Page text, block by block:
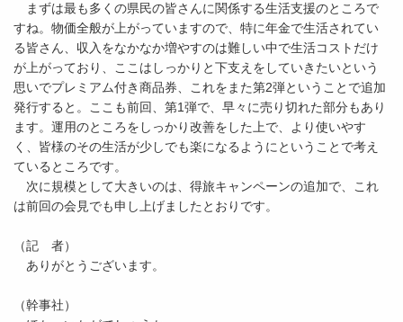
まずは最も多くの県民の皆さんに関係する生活支援のところで
すね。物価全般が上がっていますので、特に年金で生活されてい
る皆さん、収入をなかなか増やすのは難しい中で生活コストだけ
が上がっており、ここはしっかりと下支えをしていきたいという
思いでプレミアム付き商品券、これをまた第2弾ということで追加
発行すると。ここも前回、第1弾で、早々に売り切れた部分もあり
ます。運用のところをしっかり改善をした上で、より使いやす
く、皆様のその生活が少しでも楽になるようにということで考え
ているところです。
次に規模として大きいのは、得旅キャンペーンの追加で、これ
は前回の会見でも申し上げましたとおりです。
（記 者）
ありがとうございます。
（幹事社）